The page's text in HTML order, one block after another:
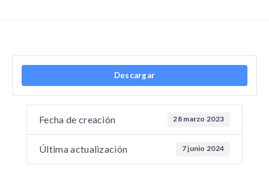
Descargar
Fecha de creación 28 marzo 2023
Última actualización 7 junio 2024